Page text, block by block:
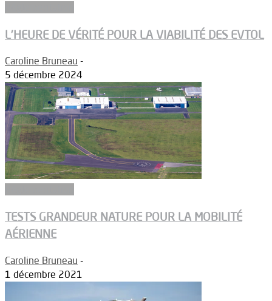
L’HEURE DE VÉRITÉ POUR LA VIABILITÉ DES EVTOL
Caroline Bruneau -
5 décembre 2024
TESTS GRANDEUR NATURE POUR LA MOBILITÉ
AÉRIENNE
Caroline Bruneau -
1 décembre 2021